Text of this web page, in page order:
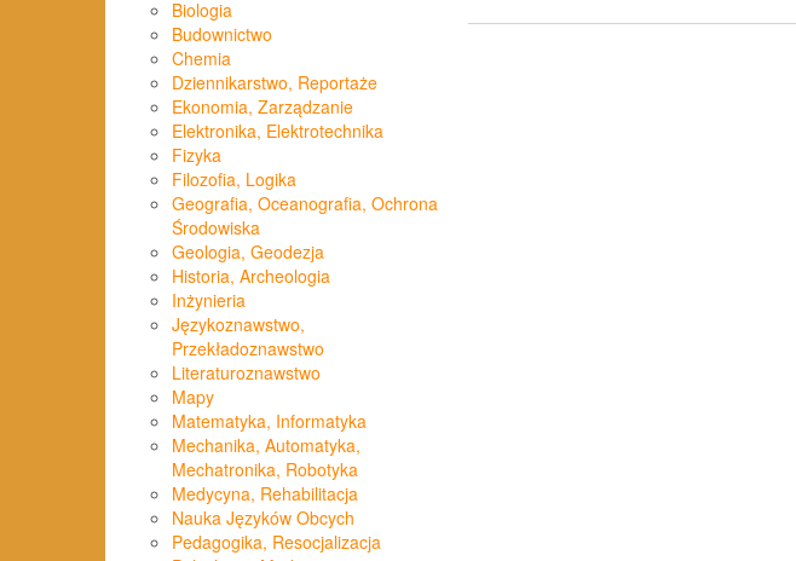
Biologia
Budownictwo
Chemia
Dziennikarstwo, Reportaże
Ekonomia, Zarządzanie
Elektronika, Elektrotechnika
Fizyka
Filozofia, Logika
Geografia, Oceanografia, Ochrona
Środowiska
Geologia, Geodezja
Historia, Archeologia
Inżynieria
Językoznawstwo,
Przekładoznawstwo
Literaturoznawstwo
Mapy
Matematyka, Informatyka
Mechanika, Automatyka,
Mechatronika, Robotyka
Medycyna, Rehabilitacja
Nauka Języków Obcych
Pedagogika, Resocjalizacja